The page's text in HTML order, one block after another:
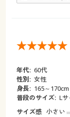
年代: 60代
性別: 女性
身長: 165～170cm
普段のサイズ: L
サイズ感 小さい